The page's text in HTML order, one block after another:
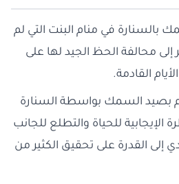
في منام البنت التي لم
إلى محالفة الحظ الجيد لها على
القادمة.
بصيد السمك بواسطة السنارة
الإيجابية للحياة والتطلع للجانب
إلى القدرة على تحقيق الكثير من